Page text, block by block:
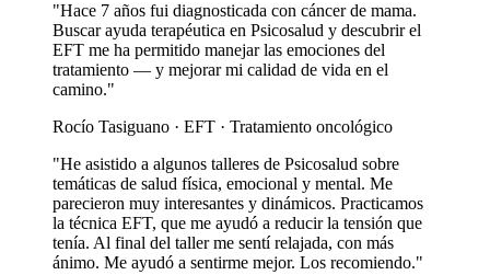
"Hace 7 años fui diagnosticada con cáncer de mama.
Buscar ayuda terapéutica en Psicosalud y descubrir el
EFT me ha permitido manejar las emociones del
tratamiento — y mejorar mi calidad de vida en el
camino."
Rocío Tasiguano · EFT · Tratamiento oncológico
"He asistido a algunos talleres de Psicosalud sobre
temáticas de salud física, emocional y mental. Me
parecieron muy interesantes y dinámicos. Practicamos
la técnica EFT, que me ayudó a reducir la tensión que
tenía. Al final del taller me sentí relajada, con más
ánimo. Me ayudó a sentirme mejor. Los recomiendo."